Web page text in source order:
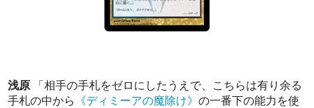
浅原 「相手の手札をゼロにしたうえで、こちらは有り余る
手札の中から 《ディミーアの魔除け》の一番下の能力を使